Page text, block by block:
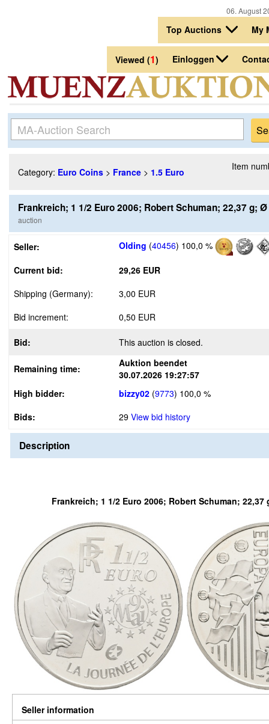
06. August
Top Auctions My
Viewed (1) Einloggen
Category: Euro Coins > France > 1.5 Euro Item
Frankreich; 1 1/2 Euro 2006; Robert Schuman; 22,37 g;
auction
Seller: Olding (40456) 100,0 %
Current bid:
29,26 EUR
Shipping (Germany):
3,00 EUR
Bid increment:
0,50 EUR
Bid: This auction is closed.
Remaining time:
Auktion beendet
30.07.2026 19:27:57
High bidder:
bizzy02 (9773) 100,0 %
Bids:
29 View bid history
Description
Frankreich; 1 1/2 Euro 2006; Robert Schuman; 22,37
Seller information